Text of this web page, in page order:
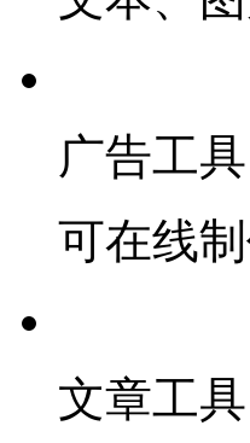
广告工具
可在线
文章工具